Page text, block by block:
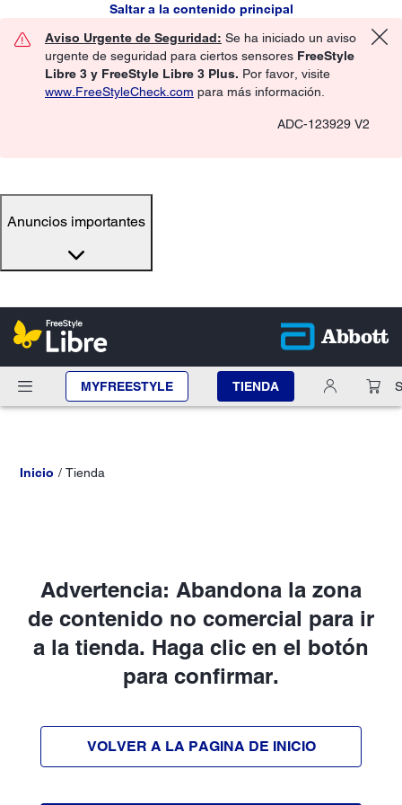
Saltar a la contenido principal
Aviso Urgente de Seguridad: Se ha iniciado un aviso
urgente de seguridad para ciertos sensores FreeStyle
Libre 3 y FreeStyle Libre 3 Plus. Por favor, visite
www.FreeStyleCheck.com para más información.
ADC-123929 V2
Anuncios importantes
MYFREESTYLE TIENDA
Inicio Tienda
Advertencia: Abandona la zona
de contenido no comercial para ir
a la tienda. Haga clic en el botón
para confirmar.
VOLVER A LA PAGINA DE INICIO